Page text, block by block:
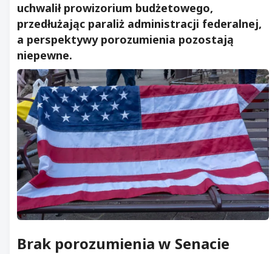
uchwalił prowizorium budżetowego,
przedłużając paraliż administracji federalnej,
a perspektywy porozumienia pozostają
niepewne.
Brak porozumienia w Senacie